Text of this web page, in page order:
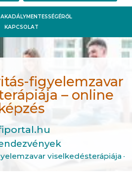
KAPCSOLAT
figyelemzavar
– online
viselkedésterápiája –